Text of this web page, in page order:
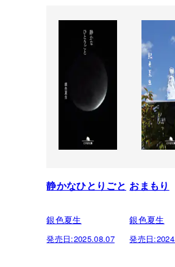
静かなひとりごと
銀色夏生
発売日:2025.08.07
おまもり
銀色夏生
発売日: